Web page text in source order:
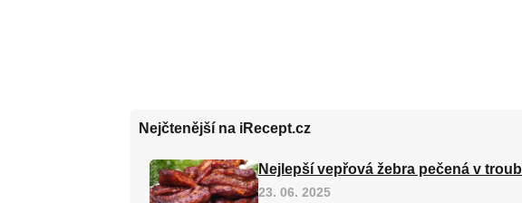
Nejčtenější na iRecept.cz
Nejlepší vepřová žebra pečená v
23. 06. 2025